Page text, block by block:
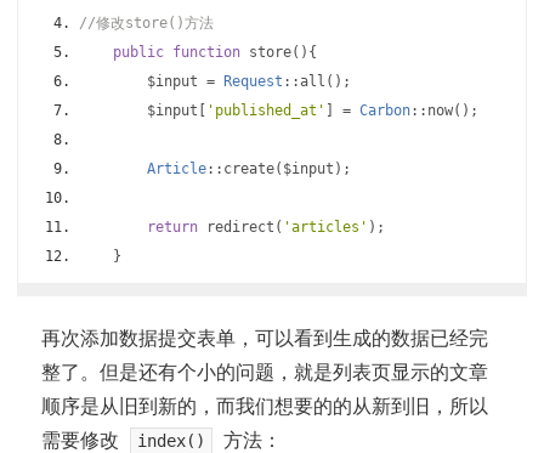
//修改store()方法
public function store(){
        $input
= Request ::all ();
        $input
'published_at' = Carbon:: now();
Article:: create( $input );
return redirect ( 'articles' );
}
再次添加数据提交表单，可以看到生成的数据已经完
整了。但是还有个小的问题，就是列表页显示的文章
顺序是从旧到新的，而我们想要的的从新到旧，所以
需要修改
index() 方法：